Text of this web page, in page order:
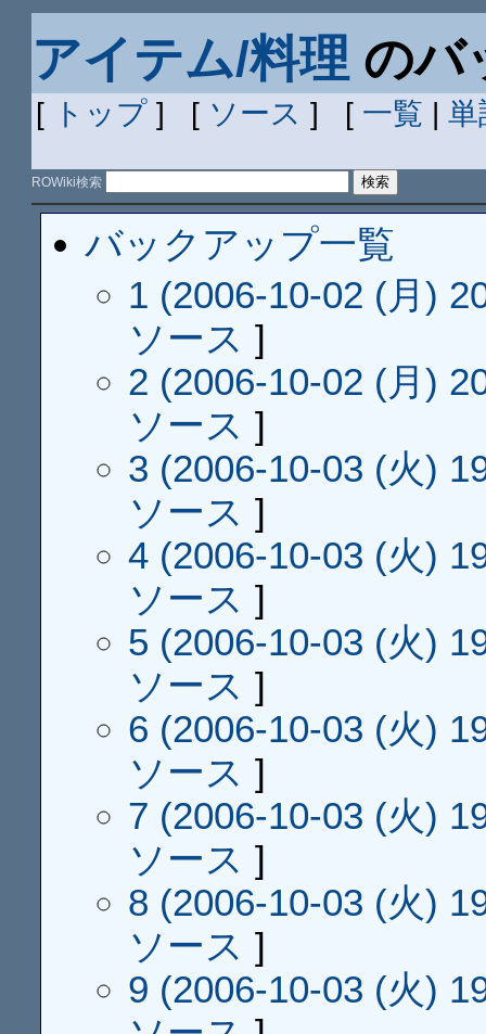
アイテム/料理 のバ
[ トップ] [ ソース ] [ 一覧 | 単
ROWiki検索
バックアップ一覧
1 (2006-10-02 (月)
ソース ]
2 (2006-10-02 (月)
ソース ]
3 (2006-10-03 (火)
ソース ]
4 (2006-10-03 (火)
ソース ]
5 (2006-10-03 (火)
ソース ]
6 (2006-10-03 (火)
ソース ]
7 (2006-10-03 (火)
ソース ]
8 (2006-10-03 (火)
ソース ]
9 (2006-10-03 (火)